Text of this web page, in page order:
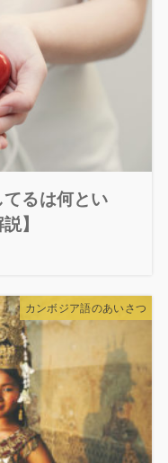
るは何とい
】
カンボジア語のあいさつ